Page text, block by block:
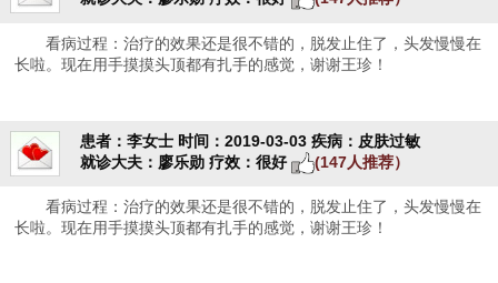
看病过程：治疗的效果还是很不错的，脱发止住了，头发慢慢在
长啦。现在用手摸摸头顶都有扎手的感觉，谢谢王珍！
患者：李女士 时间：2019-03-03 疾病：皮肤过敏
就诊大夫：廖乐勋 疗效：很好 (147人推荐）
看病过程：治疗的效果还是很不错的，脱发止住了，头发慢慢在
长啦。现在用手摸摸头顶都有扎手的感觉，谢谢王珍！